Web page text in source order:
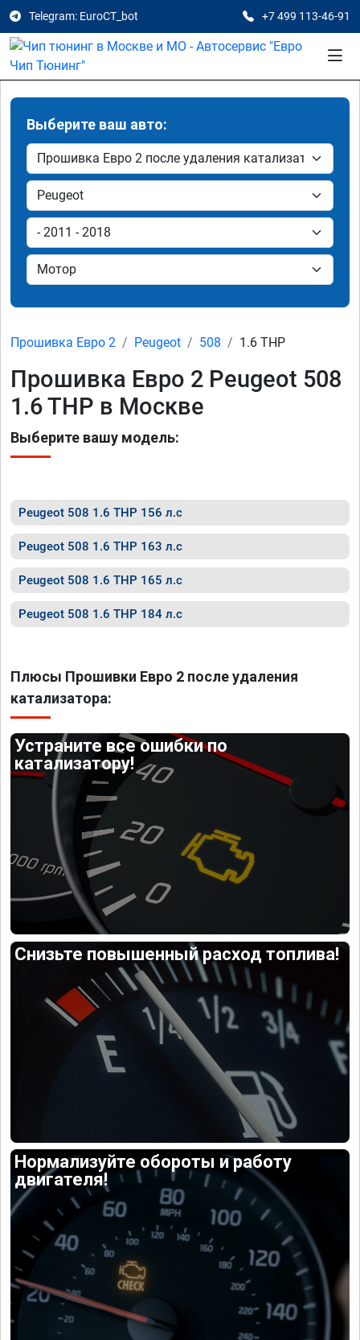
Telegram: EuroCT_bot +7 499 113-46-91
Выберите ваш авто:
Прошивка Евро 2 Peugeot 508 1.6 THP
Прошивка Евро 2 Peugeot 508
1.6 THP в Москве
Выберите вашу модель:
Peugeot 508 1.6 THP 156 л.с
Peugeot 508 1.6 THP 163 л.с
Peugeot 508 1.6 THP 165 л.с
Peugeot 508 1.6 THP 184 л.с
Плюсы Прошивки Евро 2 после удаления
катализатора:
Устраните все ошибки по
катализатору!
Снизьте повышенный расход топлива!
Нормализуйте обороты и работу
двигателя!